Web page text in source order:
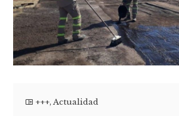
+++,Actualidad